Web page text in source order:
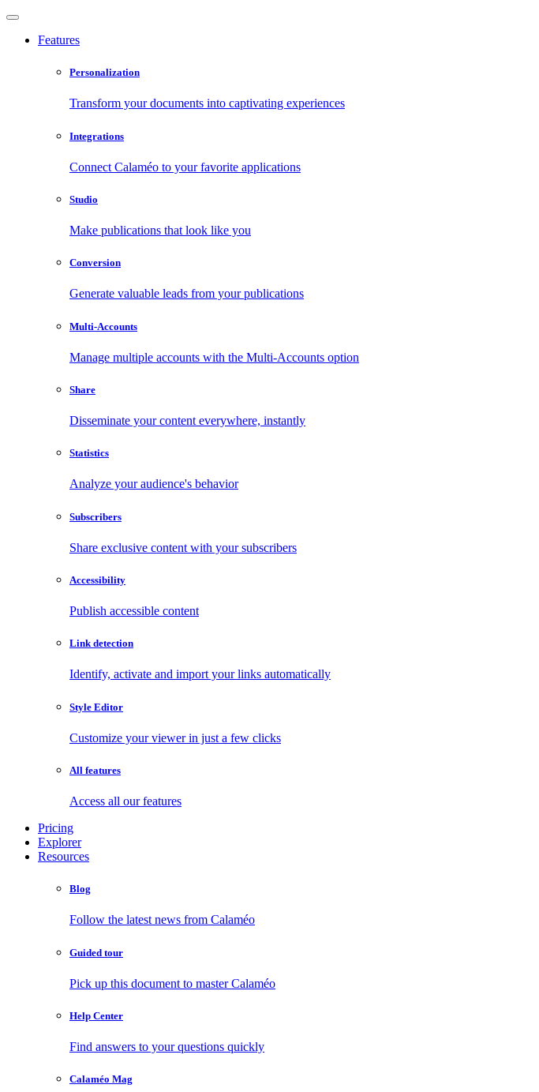
Features
Personalization
Transform your documents into captivating experiences
Integrations
Connect Calaméo to your favorite applications
Studio
Make publications that look like you
Conversion
Generate valuable leads from your publications
Multi-Accounts
Manage multiple accounts with the Multi-Accounts option
Share
Disseminate your content everywhere, instantly
Statistics
Analyze your audience's behavior
Subscribers
Share exclusive content with your subscribers
Accessibility
Publish accessible content
Link detection
Identify, activate and import your links automatically
Style Editor
Customize your viewer in just a few clicks
All features
Access all our features
Pricing
Explorer
Resources
Blog
Follow the latest news from Calaméo
Guided tour
Pick up this document to master Calaméo
Help Center
Find answers to your questions quickly
Calaméo Mag